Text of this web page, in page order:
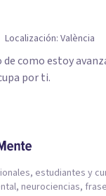
Localización: València
como estoy
por ti.
estudiantes y
neurociencias,